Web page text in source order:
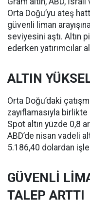
Orta Doğu’yu ateş
güvenli liman
seviyesini aştı. Altın
ederken yatırımcılar
ALTIN
Orta Doğu’daki
zayıflamasıyla
Spot altın yüzde 0,8
ABD’de nisan vadeli
5.186,40 dolardan
GÜVENLİ
TALEP ARTTI